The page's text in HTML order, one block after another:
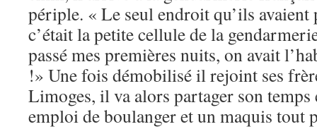
périple. « Le seul endroit qu’ils avaient
c’était la petite cellule de la
passé mes premières nuits, on avait
!» Une fois démobilisé il rejoint ses
Limoges, il va alors partager son temps
emploi de boulanger et un maquis tout